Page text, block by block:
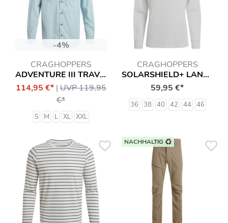
-4%
CRAGHOPPERS
ADVENTURE III TRAVEL HEMD
114,95 €* |UVP 119,95
€*
S M L XL XXL
CRAGHOPPERS
SOLARSHIELD+ LANGARMSHIRT T-SHIRT MIT INSEKTENSCHUTZ (LONG SLEEVED) HEMD
59,95 €*
36 38 40 42 44 46
NACHHALTIG